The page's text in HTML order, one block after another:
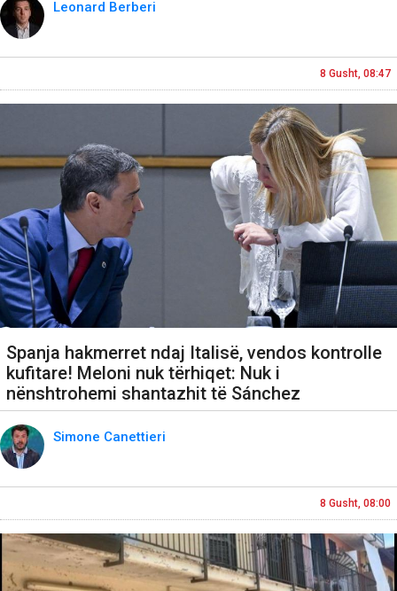
Leonard Berberi
8 Gusht, 08:47
Spanja hakmerret ndaj Italisë, vendos kontrolle
kufitare! Meloni nuk tërhiqet: Nuk i
nënshtrohemi shantazhit të Sánchez
Simone Canettieri
8 Gusht, 08:00